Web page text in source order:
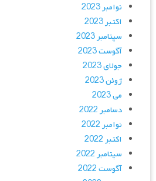
نوامبر 2023
اکتبر 2023
سپتامبر 2023
آگوست 2023
جولای 2023
ژوئن 2023
می 2023
دسامبر 2022
نوامبر 2022
اکتبر 2022
سپتامبر 2022
آگوست 2022